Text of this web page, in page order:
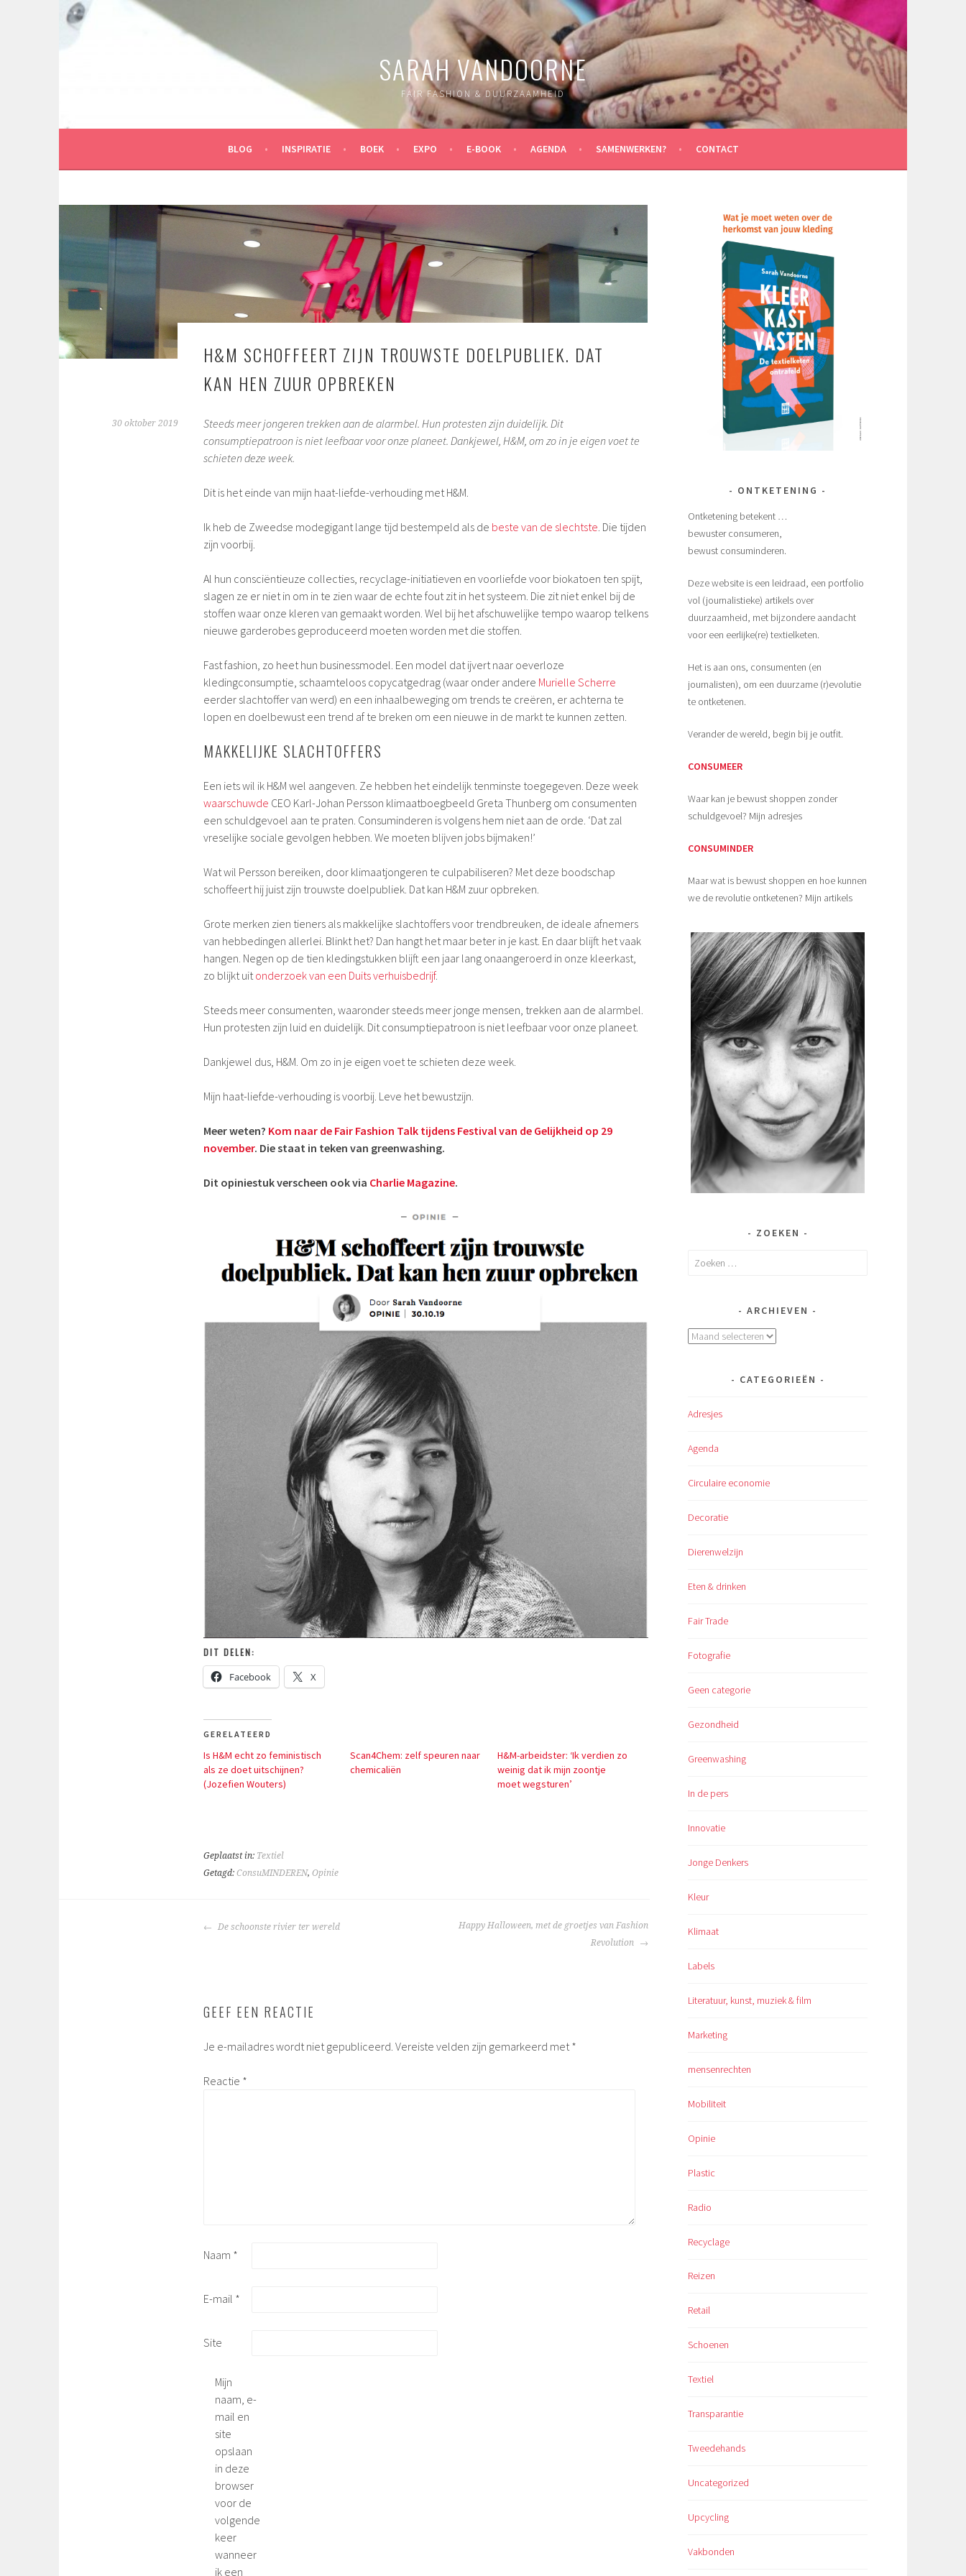
Spring
naar
SARAH VANDOORNE
FAIR FASHION & DUURZAAMHEID
BLOG INSPIRATIE BOEK EXPO E-BOOK AGENDA SAMENWERKEN? CONTACT
H&M SCHOFFEERT ZIJN TROUWSTE DOELPUBLIEK. DAT
KAN HEN ZUUR OPBREKEN
30 oktober 2019
Steeds meer jongeren trekken aan de alarmbel. Hun protesten zijn duidelijk. Dit
consumptiepatroon is niet leefbaar voor onze planeet. Dankjewel, H&M, om zo in je eigen voet te
schieten deze week.
Dit is het einde van mijn haat-liefde-verhouding met H&M.
Ik heb de Zweedse modegigant lange tijd bestempeld als de beste van de slechtste . Die tijden
zijn voorbij.
Al hun consciëntieuze collecties, recyclage-initiatieven en voorliefde voor biokatoen ten spijt,
slagen ze er niet in om in te zien waar de echte fout zit in het systeem. Die zit niet enkel bij de
stoffen waar onze kleren van gemaakt worden. Wel bij het afschuwelijke tempo waarop telkens
nieuwe garderobes geproduceerd moeten worden met die stoffen.
Fast fashion, zo heet hun businessmodel. Een model dat ijvert naar oeverloze
kledingconsumptie, schaamteloos copycatgedrag (waar onder andere Murielle Scherre
eerder slachtoffer van werd) en een inhaalbeweging om trends te creëren, er achterna te
lopen en doelbewust een trend af te breken om een nieuwe in de markt te kunnen zetten.
MAKKELIJKE SLACHTOFFERS
Een iets wil ik H&M wel aangeven. Ze hebben het eindelijk tenminste toegegeven. Deze week
waarschuwde CEO Karl-Johan Persson klimaatboegbeeld Greta Thunberg om consumenten
een schuldgevoel aan te praten. Consuminderen is volgens hem niet aan de orde. ‘Dat zal
vreselijke sociale gevolgen hebben. We moeten blijven jobs bijmaken!’
Wat wil Persson bereiken, door klimaatjongeren te culpabiliseren? Met deze boodschap
schoffeert hij juist zijn trouwste doelpubliek. Dat kan H&M zuur opbreken.
Grote merken zien tieners als makkelijke slachtoffers voor trendbreuken, de ideale afnemers
van hebbedingen allerlei. Blinkt het? Dan hangt het maar beter in je kast. En daar blijft het vaak
hangen. Negen op de tien kledingstukken blijft een jaar lang onaangeroerd in onze kleerkast,
zo blijkt uit onderzoek van een Duits verhuisbedrijf.
Steeds meer consumenten, waaronder steeds meer jonge mensen, trekken aan de alarmbel.
Hun protesten zijn luid en duidelijk. Dit consumptiepatroon is niet leefbaar voor onze planeet.
Dankjewel dus, H&M. Om zo in je eigen voet te schieten deze week.
Mijn haat-liefde-verhouding is voorbij. Leve het bewustzijn.
Meer weten? Kom naar de Fair Fashion Talk tijdens Festival van de Gelijkheid op 29
november. Die staat in teken van greenwashing.
Dit opiniestuk verscheen ook via Charlie Magazine.
DIT DELEN:
Facebook X
GERELATEERD
Is H&M echt zo feministisch
als ze doet uitschijnen?
(Jozefien Wouters)
Scan4Chem: zelf speuren naar
chemicaliën
H&M-arbeidster: ‘Ik verdien zo
weinig dat ik mijn zoontje
moet wegsturen’
Geplaatst in: Textiel
Getagd: ConsuMINDEREN, Opinie
BERICHTNAVIGATIE
De schoonste rivier ter wereld
Happy Halloween, met de groetjes van Fashion
Revolution
GEEF EEN REACTIE
Je e-mailadres wordt niet gepubliceerd. Vereiste velden zijn gemarkeerd met*
Reactie *
Naam *
E-mail *
Site
Mijn
naam, e-
mail en
site
opslaan
in deze
browser
voor de
volgende
keer
wanneer
ik een
ONTKETENING
Ontketening betekent …
bewuster consumeren,
bewust consuminderen.
Deze website is een leidraad, een portfolio
vol (journalistieke) artikels over
duurzaamheid, met bijzondere aandacht
voor een eerlijke(re) textielketen.
Het is aan ons, consumenten (en
journalisten), om een duurzame (r)evolutie
te ontketenen.
Verander de wereld, begin bij je outfit.
CONSUMEER
Waar kan je bewust shoppen zonder
schuldgevoel? Mijn adresjes
CONSUMINDER
Maar wat is bewust shoppen en hoe kunnen
we de revolutie ontketenen? Mijn artikels
ZOEKEN
Zoeken
ARCHIEVEN
Archieven
CATEGORIEËN
Adresjes
Agenda
Circulaire economie
Decoratie
Dierenwelzijn
Eten & drinken
Fair Trade
Fotografie
Geen categorie
Gezondheid
Greenwashing
In de pers
Innovatie
Jonge Denkers
Kleur
Klimaat
Labels
Literatuur, kunst, muziek & film
Marketing
mensenrechten
Mobiliteit
Opinie
Plastic
Radio
Recyclage
Reizen
Retail
Schoenen
Textiel
Transparantie
Tweedehands
Uncategorized
Upcycling
Vakbonden